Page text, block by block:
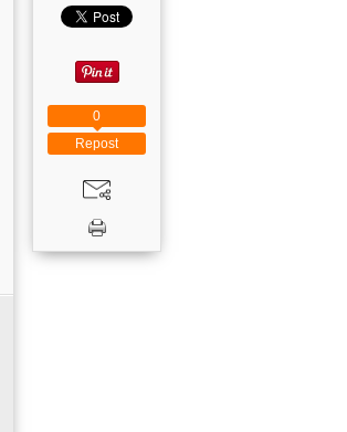
Repost
0